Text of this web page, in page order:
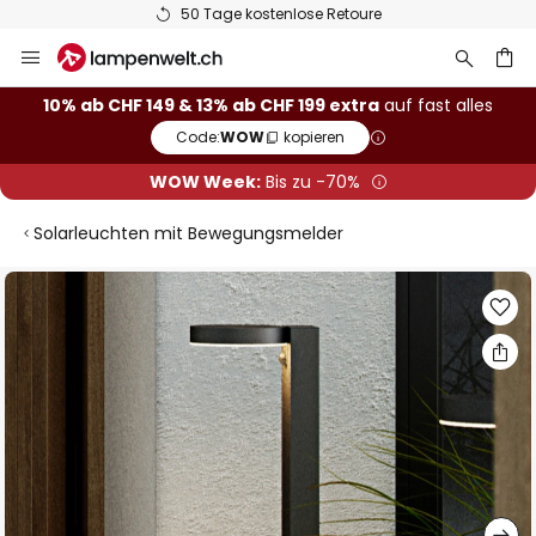
50 Tage kostenlose Retoure
Inhalt
springen
10% ab CHF 149 & 13% ab CHF 199 extra auf fast alles
Code:WOW kopieren
WOW Week:Bis zu -70%
Solarleuchten mit Bewegungsmelder
Zum
Ende
der